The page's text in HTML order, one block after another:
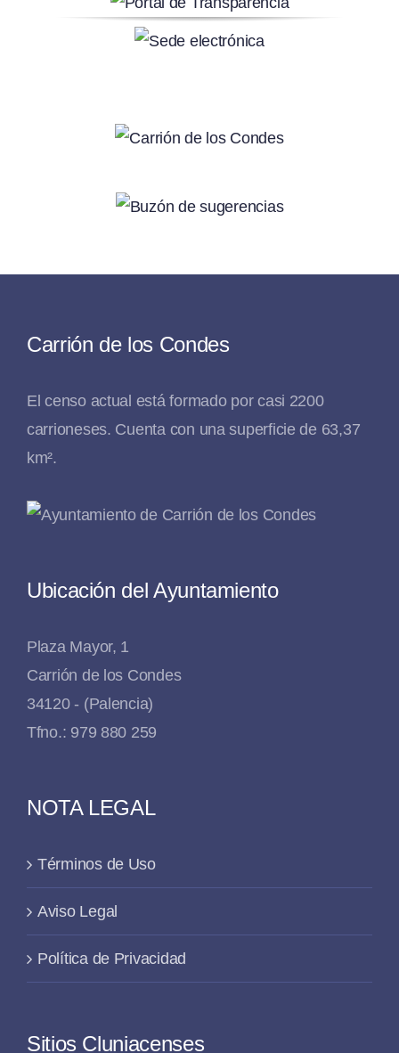
Carrión de los Condes
El censo actual está formado por casi 2200
carrioneses. Cuenta con una superficie de 63,37
km².
Ubicación del Ayuntamiento
Plaza Mayor, 1
Carrión de los Condes
34120 - (Palencia)
Tfno.: 979 880 259
NOTA LEGAL
Términos de Uso
Aviso Legal
Política de Privacidad
Sitios Cluniacenses